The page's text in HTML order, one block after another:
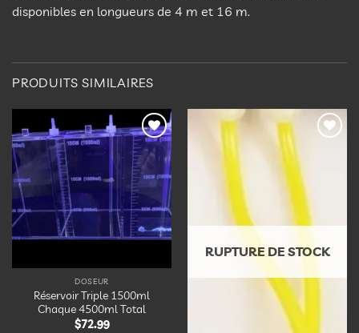
disponibles en longueurs de 4 m et 16 m.
PRODUITS SIMILAIRES
Ajouter
à la
liste
d’envies
DOSEUR
Réservoir Triple 1500ml
Chaque 4500ml Total
$72.99
d’envies
RUPTURE DE STOCK